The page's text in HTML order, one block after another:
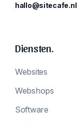
hallo@sitecafe.nl
Diensten.
Websites
Webshops
Software